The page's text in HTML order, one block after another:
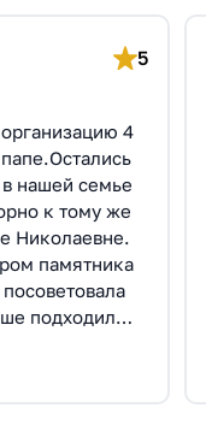
5
4
нашей семье
к тому же
Николаевне.
памятника
подходила
посмотрели
с